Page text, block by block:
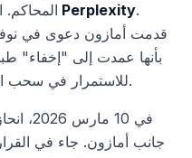
المحاكم. أمازون ضد Perplexity.
بأنها عمدت إلى "إخفاء"
للاستمرار في سحب البيانات من موقع التجزئة دون إذن.
في 10
جانب أمازون. جاء في